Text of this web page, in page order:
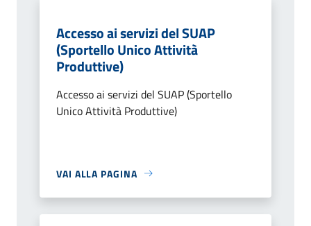
Accesso ai servizi del SUAP
(Sportello Unico Attività
Produttive)
Accesso ai servizi del SUAP (Sportello
Unico Attività Produttive)
VAI ALLA PAGINA